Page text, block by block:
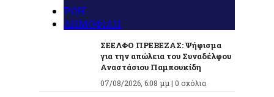
ΡΟΗ
ΔΗΜΟΦΙΛΗ
ΣΕΕΛΦΟ ΠΡΕΒΕΖΑΣ: Ψήφισμα
για την απώλεια του Συναδέλφου
Αναστάσιου Παμπουκίδη
07/08/2026, 6:08 μμ | 0 σχόλια